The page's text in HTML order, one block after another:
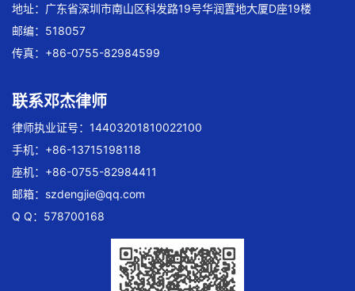
地址：广东省深圳市南山区科发路19号华润置地大厦D座19楼
邮编：518057
传真：+86-0755-82984599
联系邓杰律师
律师执业证号：14403201810022100
手机：+86-13715198118
座机：+86-0755-82984411
邮箱： szdengjie@qq.com
Q Q：578700168